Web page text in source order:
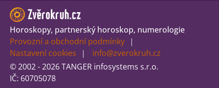
Horoskopy, partnerský horoskop, numerologie
Provozní a obchodní podmínky
Nastavení cookies
info@zverokruh.cz
© 2002 - 2026 TANGER infosystems s.r.o.
IČ: 60705078